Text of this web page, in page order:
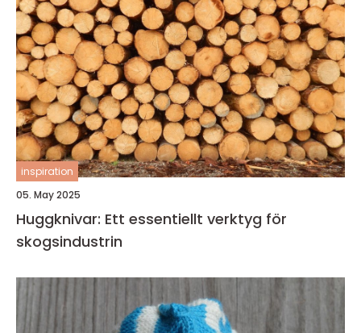
inspiration
05. May 2025
Huggknivar: Ett essentiellt verktyg för
skogsindustrin